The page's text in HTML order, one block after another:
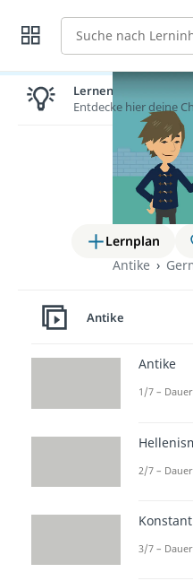
Suche
Lernplan
Antike
Weitere
zum Video
zum
In diesem
sie für die
hatte. Du
der
Lernen lohnt sich!
Entdecke hier deine
Antike
Antike
1/7 –
2/7 –
3/7 –